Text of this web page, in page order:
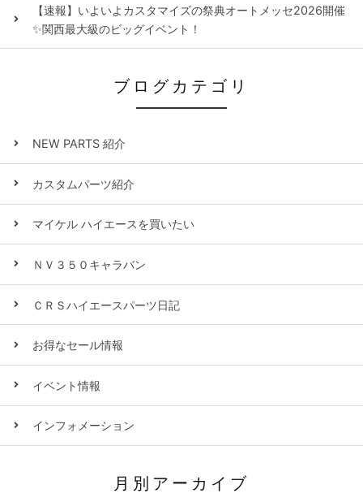
【速報】いよいよカスタマイズの祭典オートメッセ2026開催
✨関西最大級のビッグイベント！
ブログカテゴリ
NEW PARTS 紹介
カスタムパーツ紹介
マイケル ハイエースを買いたい
ＮＶ３５０キャラバン
ＣＲＳハイエースパーツ日記
お得なセール情報
イベント情報
インフォメーション
月別アーカイブ